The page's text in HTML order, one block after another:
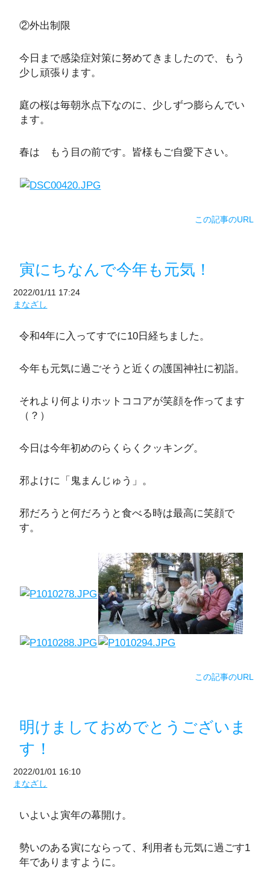
②外出制限
今日まで感染症対策に努めてきましたので、もう
少し頑張ります。
庭の桜は毎朝氷点下なのに、少しずつ膨らんでい
ます。
春は もう目の前です。皆様もご自愛下さい。
この記事のURL
寅にちなんで今年も元気！
2022/01/11 17:24
まなざし
令和4年に入ってすでに10日経ちました。
今年も元気に過ごそうと近くの護国神社に初詣。
それより何よりホットココアが笑顔を作ってます
（？）
今日は今年初めのらくらくクッキング。
邪よけに「鬼まんじゅう」。
邪だろうと何だろうと食べる時は最高に笑顔で
す。
この記事のURL
明けましておめでとうございま
す！
2022/01/01 16:10
まなざし
いよいよ寅年の幕開け。
勢いのある寅にならって、利用者も元気に過ごす1
年でありますように。